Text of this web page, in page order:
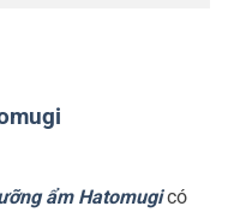
ẩm Hatomugi có